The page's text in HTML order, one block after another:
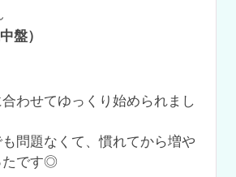
盤）
わせてゆっくり始められまし
問題なくて、慣れてから増や
たです◎